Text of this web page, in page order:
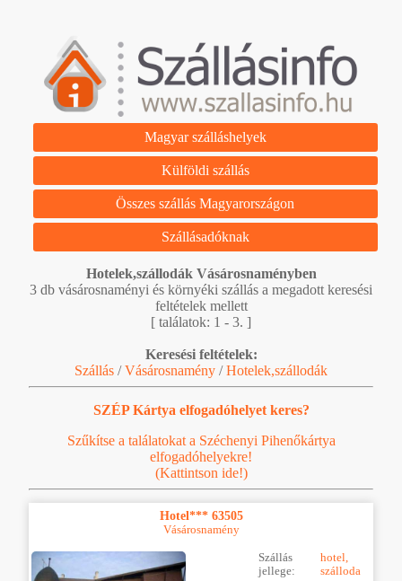
Magyar szálláshelyek
Külföldi szállás
Összes szállás Magyarországon
Szállásadóknak
Hotelek,szállodák Vásárosnaményben
3 db vásárosnaményi és környéki szállás a megadott keresési
feltételek mellett
[ találatok: 1 - 3. ]
Keresési feltételek:
Szállás /Vásárosnamény /Hotelek,szállodák
SZÉP Kártya elfogadóhelyet keres?
Szűkítse a találatokat a Széchenyi Pihenőkártya
elfogadóhelyekre!
(Kattintson ide!)
Hotel*** 63505
Vásárosnamény
Szállás
jellege:
hotel,
szálloda